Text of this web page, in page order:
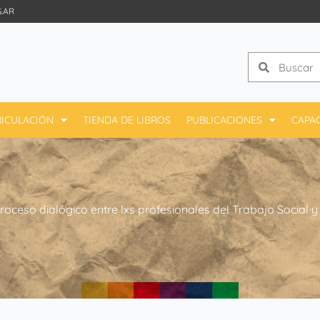
SearchSearch
TIENDA DE LIBROS PUBLICACIONES
dialógico entre lxs profesionales del Trabajo Social